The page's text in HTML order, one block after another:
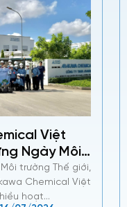
Việt
Ngày Môi
bằng
thiết
trường Thế giới,
Chemical Việt
hoạt…